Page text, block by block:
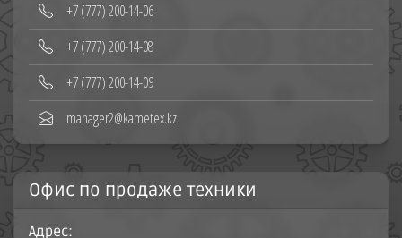
‪+7 (777) 200-14-06
+7 (777) 200-14-08‬
+7 (777) 200-14-09
manager2@kametex.kz
Офис по продаже техники
Адрес: